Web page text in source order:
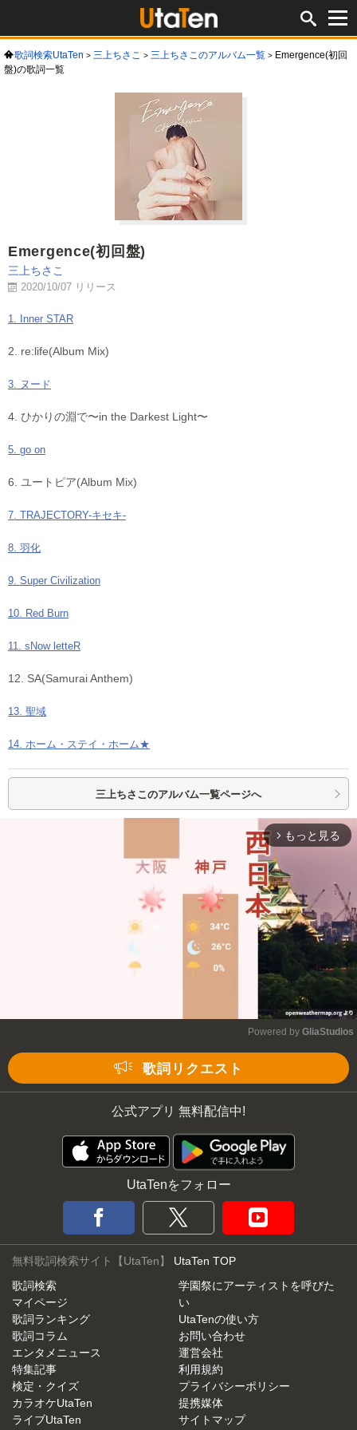
歌詞検索UtaTen 三上ちさこ 三上ちさこのアルバム一覧
Emergence(初回
盤)の歌詞一覧
Emergence(初回盤)
三上ちさこ
2020/10/07 リリース
1. Inner STAR
2. re:life(Album Mix)
3. ヌード
4. ひかりの淵で〜in the Darkest Light〜
5. go on
6. ユートピア(Album Mix)
7. TRAJECTORY-キセキ-
8. 羽化
9. Super Civilization
10. Red Burn
11. sNow letteR
12. SA(Samurai Anthem)
13. 聖域
14. ホーム・ステイ・ホーム★
三上ちさこのアルバム一覧ページへ
arrow_forward_ios もっと見る
Powered by GliaStudios
歌詞リクエスト
公式アプリ 無料配信中!
UtaTenをフォロー
無料歌詞検索サイト【UtaTen】 UtaTen TOP
歌詞検索
マイページ
歌詞ランキング
歌詞コラム
エンタメニュース
特集記事
検定・クイズ
カラオケUtaTen
ライブUtaTen
学園祭にアーティストを呼びた
い
UtaTenの使い方
お問い合わせ
運営会社
利用規約
プライバシーポリシー
提携媒体
サイトマップ